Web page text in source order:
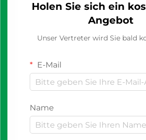
Holen Sie sich ein
Angebot
Unser Vertreter wird Sie bald
E-Mail
Name